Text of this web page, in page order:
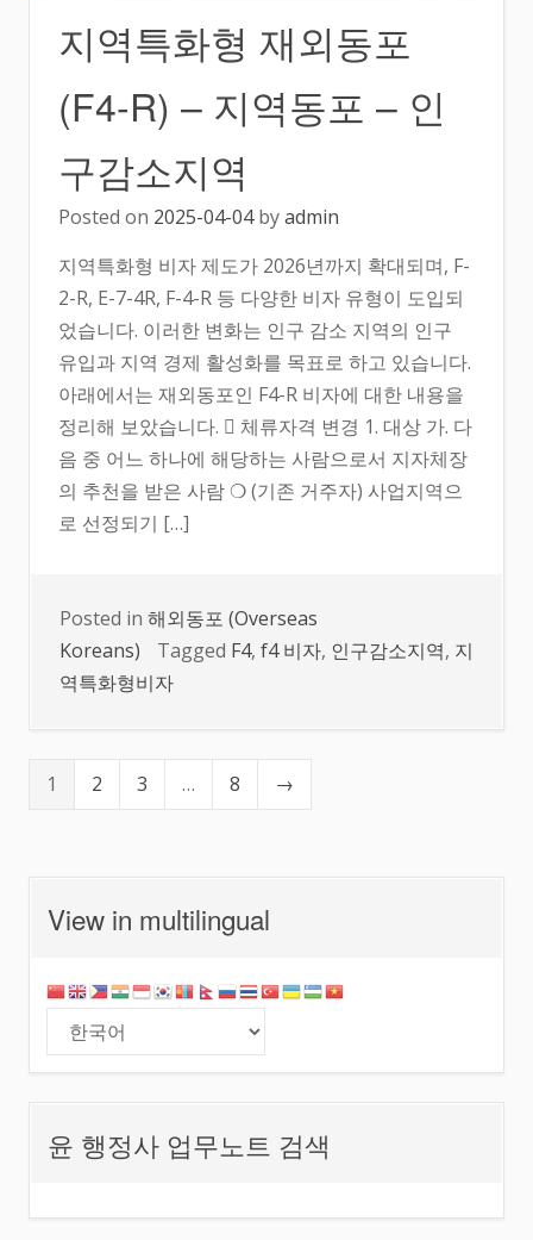
지역특화형 재외동포
(F4-R) – 지역동포 – 인
구감소지역
Posted on 2025-04-04byadmin
지역특화형 비자 제도가 2026년까지 확대되며, F-
2-R, E-7-4R, F-4-R 등 다양한 비자 유형이 도입되
었습니다. 이러한 변화는 인구 감소 지역의 인구
유입과 지역 경제 활성화를 목표로 하고 있습니다.
아래에서는 재외동포인 F4-R 비자에 대한 내용을
정리해 보았습니다.  체류자격 변경 1. 대상 가. 다
음 중 어느 하나에 해당하는 사람으로서 지자체장
의 추천을 받은 사람 ❍ (기존 거주자) 사업지역으
로 선정되기 […]
Posted in 해외동포 (Overseas
Koreans)
Tagged F4, f4 비자, 인구감소지역, 지
역특화형비자
1 2 3 … 8 →
View in multilingual
윤 행정사 업무노트 검색